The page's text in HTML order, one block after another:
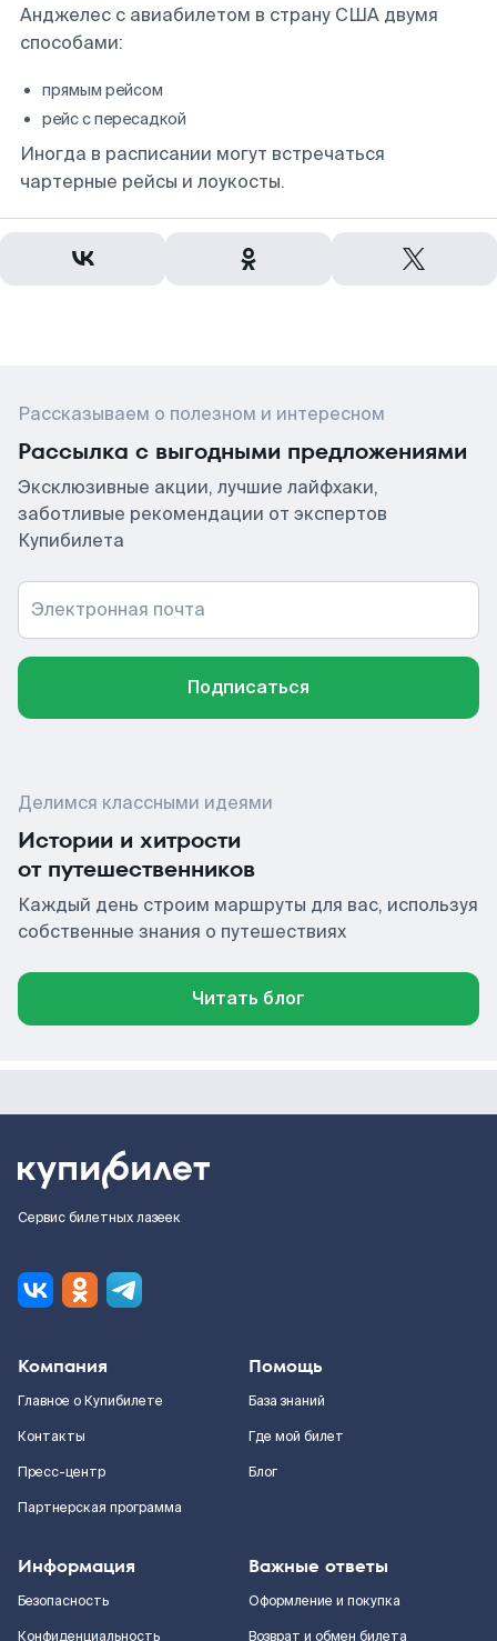
Анджелес с авиабилетом в страну США двумя
способами:
прямым рейсом
рейс с пересадкой
Иногда в расписании могут встречаться
чартерные рейсы и лоукосты.
Рассказываем о полезном и интересном
Рассылка с выгодными предложениями
Эксклюзивные акции, лучшие лайфхаки,
заботливые рекомендации от экспертов
Купибилета
Электронная почта
Подписаться
Делимся классными идеями
Истории и хитрости
от путешественников
Каждый день строим маршруты для вас, используя
собственные знания о путешествиях
Читать блог
Сервис билетных лазеек
Компания
Главное о Купибилете
Контакты
Пресс-центр
Партнерская программа
Помощь
База знаний
Где мой билет
Блог
Информация
Безопасность
Конфиденциальность
Важные ответы
Оформление и покупка
Возврат и обмен билета